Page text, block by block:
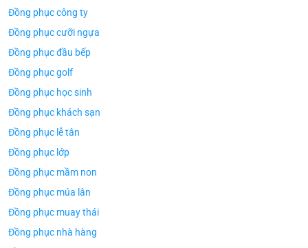
Đồng phục công ty
Đồng phục cưỡi ngựa
Đồng phục đầu bếp
Đồng phục golf
Đồng phục học sinh
Đồng phục khách sạn
Đồng phục lễ tân
Đồng phục lớp
Đồng phục mầm non
Đồng phục múa lân
Đồng phục muay thái
Đồng phục nhà hàng